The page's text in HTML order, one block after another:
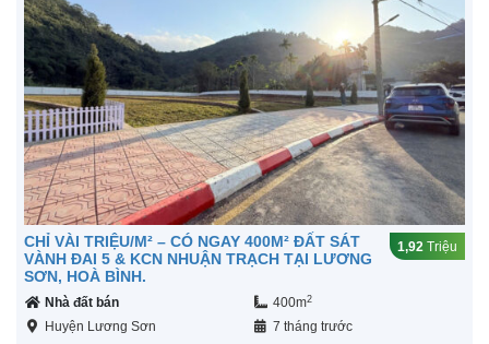
CHỈ VÀI TRIỆU/M² – CÓ NGAY 400M² ĐẤT SÁT
VÀNH ĐAI 5 & KCN NHUẬN TRẠCH TẠI LƯƠNG
SƠN, HOÀ BÌNH.
1,92 Triệu
Nhà đất bán 400m2
Huyện Lương Sơn 7 tháng trước